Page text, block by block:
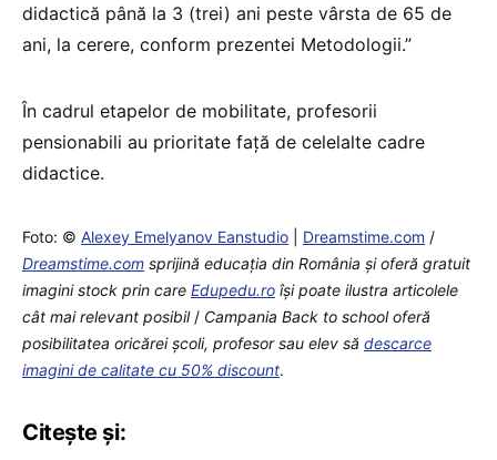
didactică până la 3 (trei) ani peste vârsta de 65 de
ani, la cerere, conform prezentei Metodologii.”
În cadrul etapelor de mobilitate, profesorii
pensionabili au prioritate față de celelalte cadre
didactice.
Foto: © Alexey Emelyanov Eanstudio Dreamstime.com /
Dreamstime.com sprijină educaţia din România şi oferă gratuit
imagini stock prin care Edupedu.ro îşi poate ilustra articolele
cât mai relevant posibil/ Campania Back to school oferă
posibilitatea oricărei școli, profesor sau elev să descarce
imagini de calitate cu 50% discount.
Citește și: